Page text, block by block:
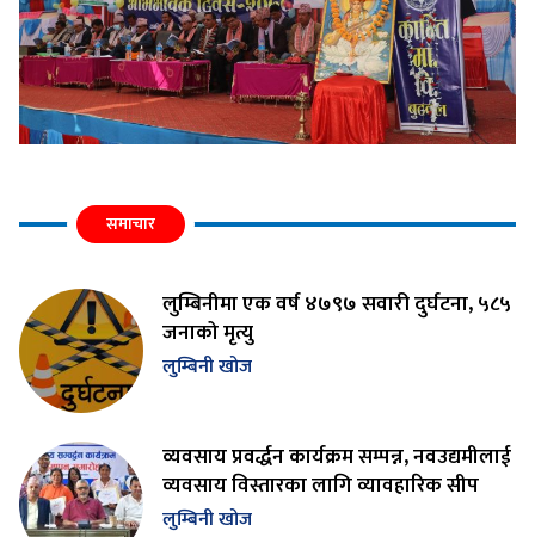
समाचार
लुम्बिनीमा एक वर्ष ४७९७ सवारी दुर्घटना, ५८५
जनाको मृत्यु
लुम्बिनी खोज
व्यवसाय प्रवर्द्धन कार्यक्रम सम्पन्न, नवउद्यमीलाई
व्यवसाय विस्तारका लागि व्यावहारिक सीप
लुम्बिनी खोज